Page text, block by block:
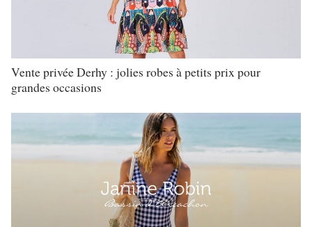
Vente privée Derhy : jolies robes à petits prix pour
grandes occasions